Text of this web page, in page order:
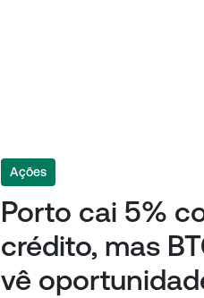
Ações
Porto cai 5%
crédito, mas
vê